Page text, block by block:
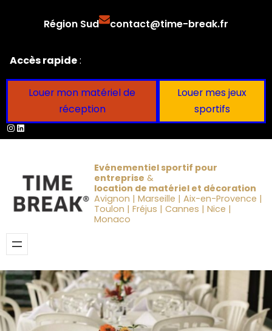
Région Sud contact@time-break.fr
Accès rapide:
Louer mon matériel de
réception
Louer mes jeux
sportifs
Instagram
LinkedIn
Evénementiel sportif pour
entreprise &
location de matériel et décoration
Avignon | Marseille | Aix-en-Provence |
Toulon | Fréjus | Cannes | Nice |
Monaco